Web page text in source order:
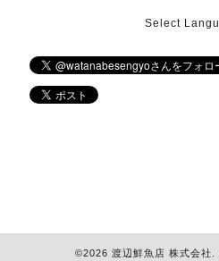
Select
©2026 渡辺鮮魚店 株式会社